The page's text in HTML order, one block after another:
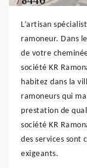
L’artisan
ramoneur. Dans
de votre
société KR
habitez dans la
ramoneurs qui
prestation de
société KR
des services sont
exigeants.